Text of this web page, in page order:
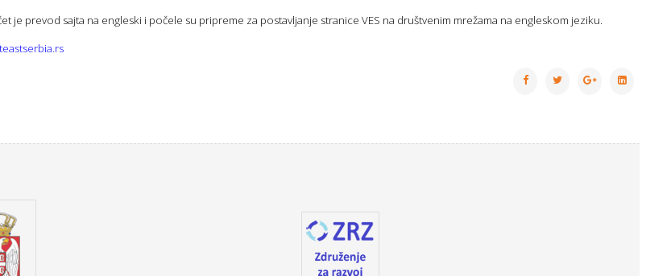
prevod sajta na engleski i počele su pripreme za postavljanje stranice VES na društvenim mrežama na engleskom jeziku.